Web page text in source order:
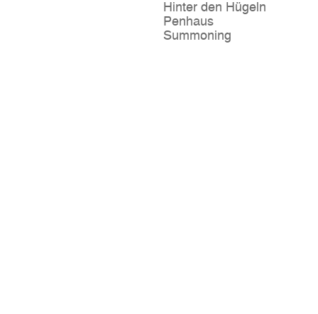
Hinter den Hügeln
Penhaus
Summoning